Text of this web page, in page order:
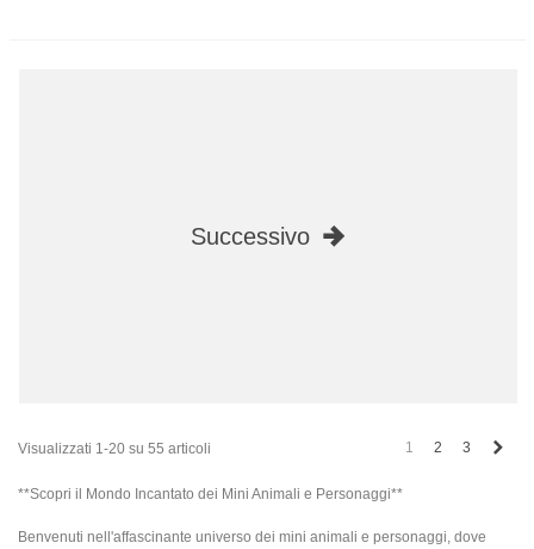
Successivo
Visualizzati 1-20 su 55 articoli 1 2 3
**Scopri il Mondo Incantato dei Mini Animali e Personaggi**
Benvenuti nell'affascinante universo dei mini animali e personaggi, dove